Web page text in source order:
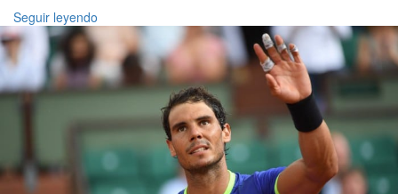
Seguir leyendo